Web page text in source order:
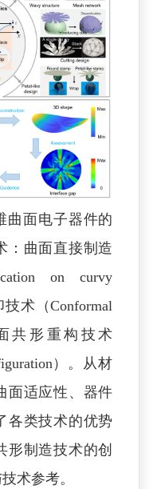
曲面电子器件的
：曲面直接制造
on curvy
术（Conformal
共形重构技术
）。从材
面适应性、器件
各类技术的优势
形制造技术的创
术参考。